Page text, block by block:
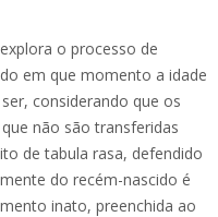
o processo de
em que momento a idade
considerando que os
não são transferidas
de tabula rasa, defendido
do recém-nascido é
inato, preenchida ao